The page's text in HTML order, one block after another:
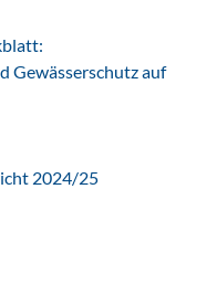
Gewässerschutz auf
2024/25